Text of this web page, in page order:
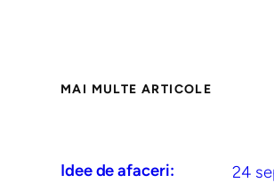
MAI MULTE ARTICOLE
Idee de afaceri:
24